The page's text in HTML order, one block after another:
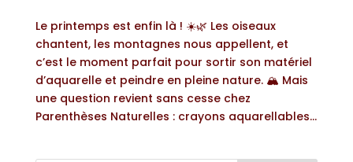
Le printemps est enfin là ! ☀️🌿 Les oiseaux
chantent, les montagnes nous appellent, et
c’est le moment parfait pour sortir son matériel
d’aquarelle et peindre en pleine nature. 🏔️ Mais
une question revient sans cesse chez
Parenthèses Naturelles : crayons aquarellables...